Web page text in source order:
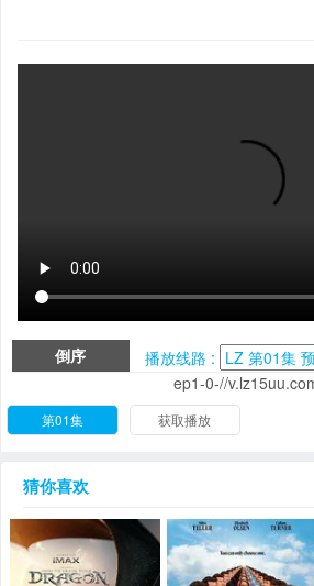
倒序
播放线路 :
ep1-0-//
第01集 获取播放
猜你喜欢